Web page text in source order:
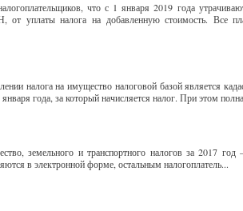
что с 1 января 2019 года
от уплаты налога на добавленную стоимость. Все
налога на имущество налоговой базой является
года, за который начисляется налог. При этом
земельного и транспортного налогов за 2017 год
в электронной форме, остальным налогоплатель...